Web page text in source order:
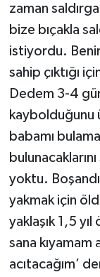
zaman
bize bıçakla
istiyordu.
sahip çıktığı
Dedem 3-4
kaybolduğunu
babamı
yoktu.
yakmak için
yaklaşık 1,5
sana kıyamam
acıtacağım’